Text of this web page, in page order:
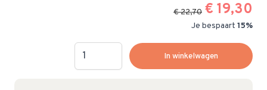
€ 22,70 € 19,30
Je bespaart 15%
Hoeveelheid
In winkelwagen